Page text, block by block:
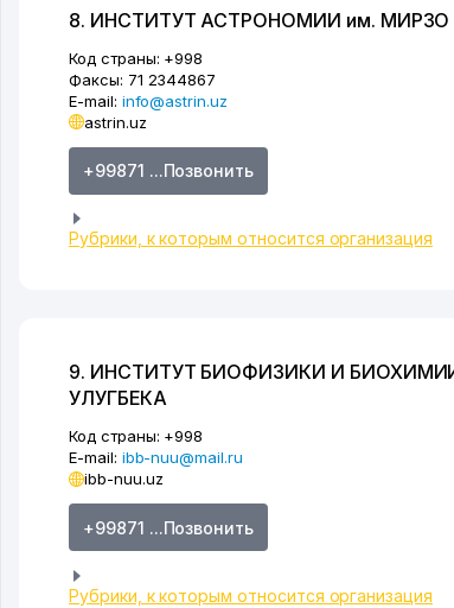
8. ИНСТИТУТ АСТРОНОМИИ им. МИРЗО
Код страны: +998
Факсы: 71 2344867
E-mail: info@astrin.uz
astrin.uz
+99871 ...Позвонить
Рубрики, к которым относится организация
9. ИНСТИТУТ БИОФИЗИКИ И
УЛУГБЕКА
Код страны: +998
E-mail: ibb-nuu@mail.ru
ibb-nuu.uz
+99871 ...Позвонить
Рубрики, к которым относится организация